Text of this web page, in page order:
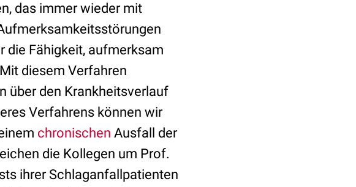
das immer wieder mit
die Fähigkeit, aufmerksam
diesem Verfahren
über den Krankheitsverlauf
Verfahrens können wir
chronischen Ausfall der
die Kollegen um Prof.
ihrer Schlaganfallpatienten